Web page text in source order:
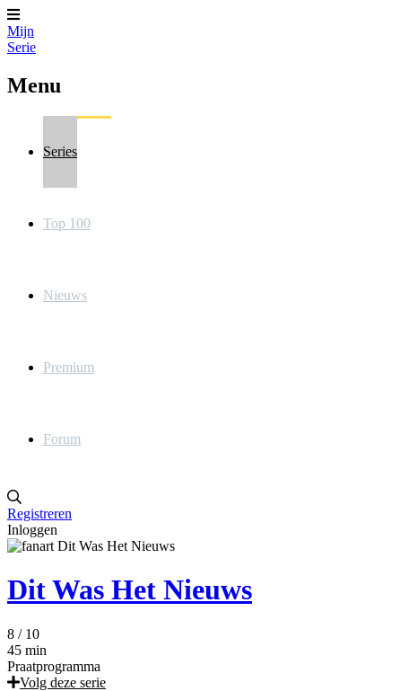
Mijn
Serie
Menu
Series
Top 100
Nieuws
Premium
Forum
Registreren
Inloggen
Dit Was Het Nieuws
8 / 10
45 min
Praatprogramma
Volg deze serie